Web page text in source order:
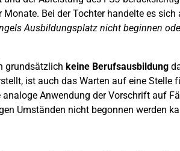
Bei der Tochter handelte es
Ausbildungsplatz nicht beginnen
grundsätzlich keine Berufsausbildung
ist auch das Warten auf eine Stelle
Anwendung der Vorschrift auf
Umständen nicht begonnen werden